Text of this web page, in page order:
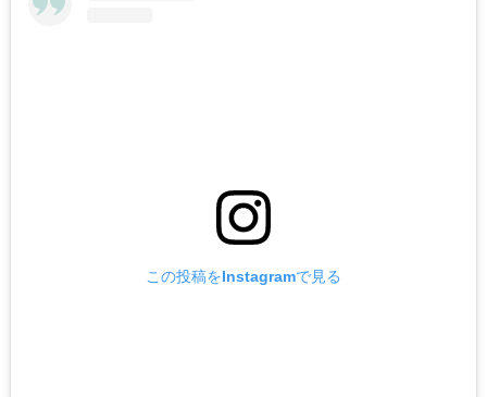
この投稿をInstagramで見る